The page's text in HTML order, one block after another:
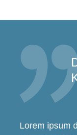
Lorem ipsum